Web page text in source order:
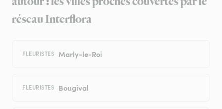
réseau Interflora
FLEURISTES Marly-le-Roi
FLEURISTES Bougival